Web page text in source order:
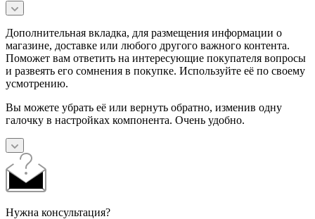
Дополнительная вкладка, для размещения информации о
магазине, доставке или любого другого важного контента.
Поможет вам ответить на интересующие покупателя вопросы
и развеять его сомнения в покупке. Используйте её по своему
усмотрению.
Вы можете убрать её или вернуть обратно, изменив одну
галочку в настройках компонента. Очень удобно.
Нужна консультация?